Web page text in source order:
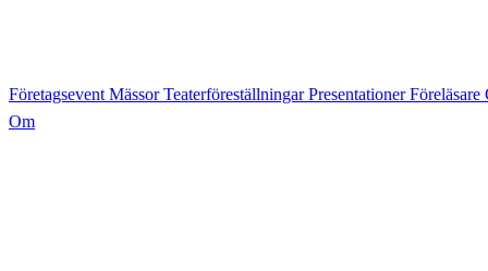
Företagsevent MässorTeaterföreställningarPresentationerFöreläsare
Om